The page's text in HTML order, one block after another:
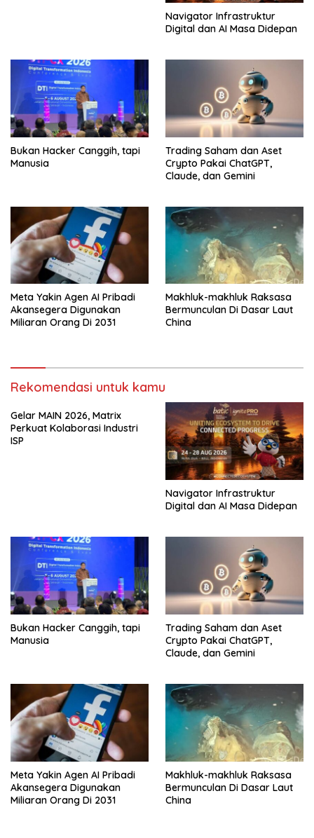
Navigator Infrastruktur
Digital dan AI Masa Didepan
Bukan Hacker Canggih, tapi
Manusia
Trading Saham dan Aset
Crypto Pakai ChatGPT,
Claude, dan Gemini
Meta Yakin Agen AI Pribadi
Akansegera Digunakan
Miliaran Orang Di 2031
Makhluk-makhluk Raksasa
Bermunculan Di Dasar Laut
China
Rekomendasi untuk kamu
Gelar MAIN 2026, Matrix
Perkuat Kolaborasi Industri
ISP
Navigator Infrastruktur
Digital dan AI Masa Didepan
Bukan Hacker Canggih, tapi
Manusia
Trading Saham dan Aset
Crypto Pakai ChatGPT,
Claude, dan Gemini
Meta Yakin Agen AI Pribadi
Akansegera Digunakan
Miliaran Orang Di 2031
Makhluk-makhluk Raksasa
Bermunculan Di Dasar Laut
China